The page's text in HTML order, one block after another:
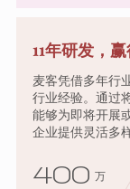
11年研发，
麦客凭借多年行
行业经验。通过
能够为即将开展
企业提供灵活多
400 万